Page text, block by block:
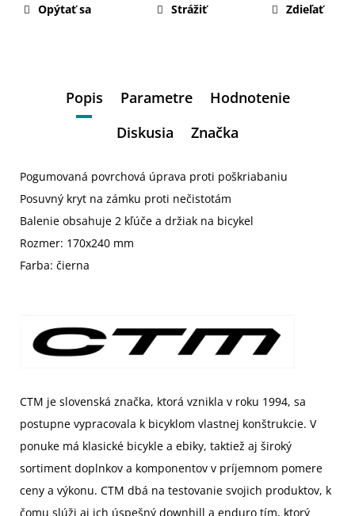
Opýtať sa Strážiť Zdieľať
Popis Parametre
Hodnotenie
Diskusia
Značka
Pogumovaná povrchová úprava proti poškriabaniu
Posuvný kryt na zámku proti nečistotám
Balenie obsahuje 2 kľúče a držiak na bicykel
Rozmer: 170x240 mm
Farba: čierna
CTM je slovenská značka, ktorá vznikla v roku 1994, sa
postupne vypracovala k bicyklom vlastnej konštrukcie. V
ponuke má klasické bicykle a ebiky, taktiež aj široký
sortiment doplnkov a komponentov v príjemnom pomere
ceny a výkonu. CTM dbá na testovanie svojich produktov, k
čomu slúži aj ich úspešný downhill a enduro tím, ktorý